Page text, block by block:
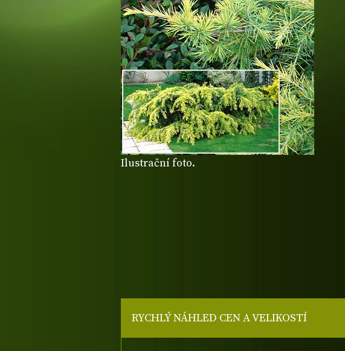
Ilustrační foto.
RYCHLÝ NÁHLED CEN A VELIKOSTÍ